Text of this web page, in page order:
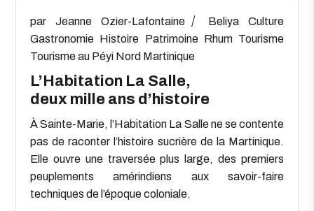
L’Habitation La Salle,
deux mille ans d’histoire
parJeanne Ozier-Lafontaine Beliya
Culture
Gastronomie Histoire Patrimoine Rhum Tourisme
Tourisme au Péyi Nord Martinique
À Sainte-Marie, l’Habitation La Salle ne se contente
pas de raconter l’histoire sucrière de la Martinique.
Elle ouvre une traversée plus large, des premiers
peuplements amérindiens aux savoir-faire
techniques de l’époque coloniale.